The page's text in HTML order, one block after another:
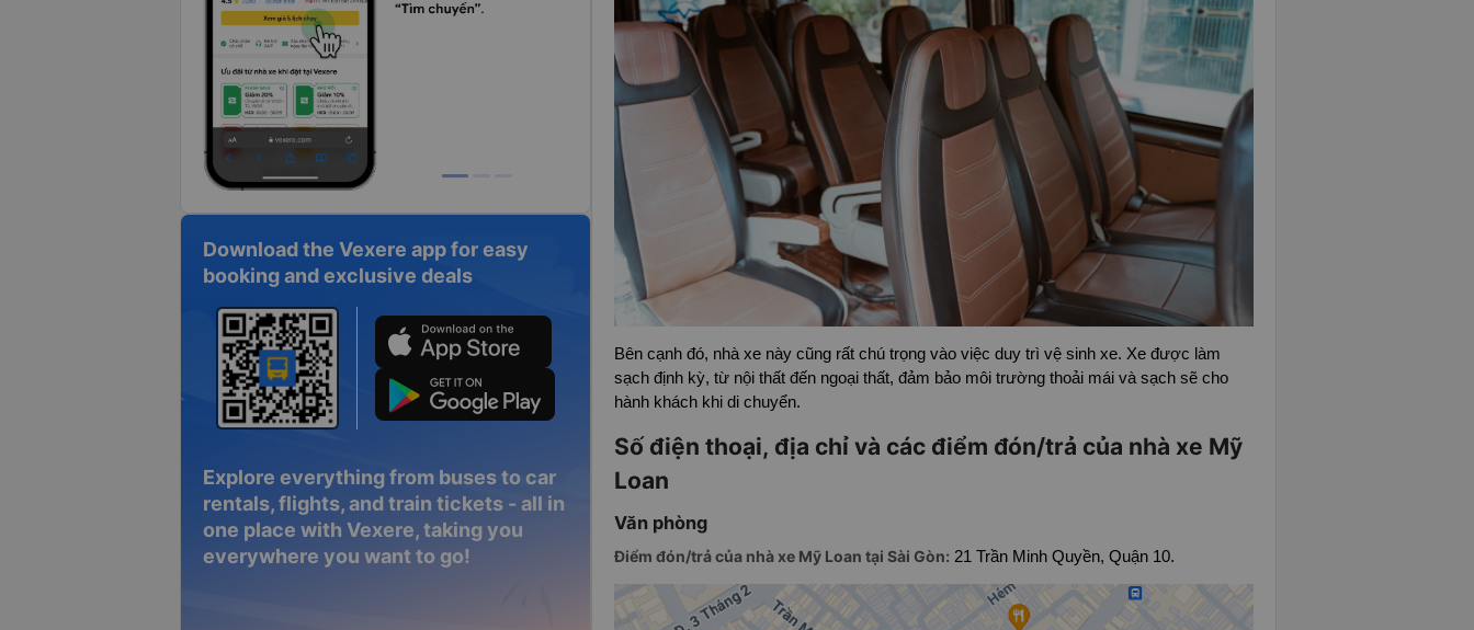
Download the Vexere app for easy
booking and exclusive deals
Explore everything from buses to car
rentals, flights, and train tickets - all in
one place with Vexere, taking you
everywhere you want to go!
Bên cạnh đó, nhà xe này cũng rất chú trọng vào việc duy trì vệ sinh xe. Xe được làm
sạch định kỳ, từ nội thất đến ngoại thất, đảm bảo môi trường thoải mái và sạch sẽ cho
hành khách khi di chuyển.
Số điện thoại, địa chỉ và các điểm đón/trả của nhà xe Mỹ
Loan
Văn phòng
Điểm đón/trả của nhà xe Mỹ Loan tại Sài Gòn: 21 Trần Minh Quyền, Quận 10.